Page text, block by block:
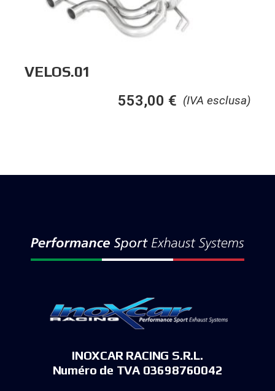
VELOS.01
(IVA esclusa)
553,00 €
INOXCAR RACING S.R.L.
Numéro de TVA 03698760042